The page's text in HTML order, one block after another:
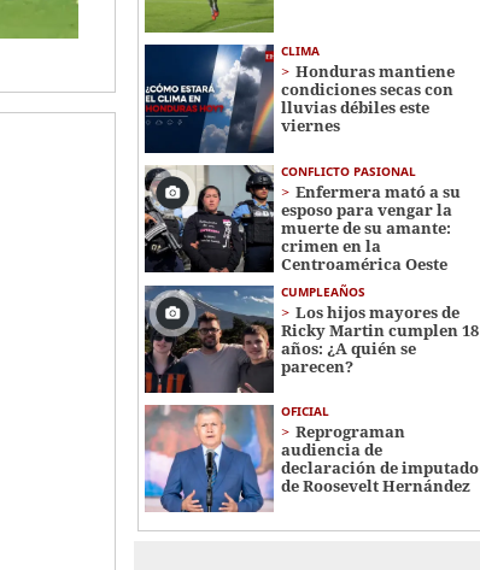
CLIMA
Honduras mantiene
condiciones secas con
lluvias débiles este
viernes
CONFLICTO PASIONAL
Enfermera mató a su
esposo para vengar la
muerte de su amante:
crimen en la
Centroamérica Oeste
CUMPLEAÑOS
Los hijos mayores de
Ricky Martin cumplen 18
años: ¿A quién se
parecen?
OFICIAL
Reprograman
audiencia de
declaración de imputado
de Roosevelt Hernández